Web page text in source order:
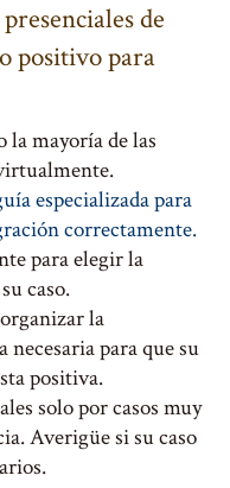
de
positivo para
la mayoría de las
especializada para
correctamente.
para elegir la
caso.
la
para que su
positiva.
solo por casos muy
Averigüe si su caso